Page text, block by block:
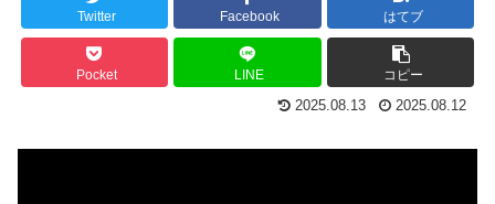
Twitter Facebook はてブ
Pocket LINE コピー
2025.08.13 2025.08.12